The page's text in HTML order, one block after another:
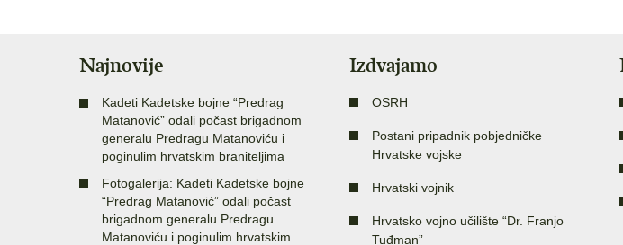
Najnovije
Kadeti Kadetske bojne “Predrag
Matanović” odali počast brigadnom
generalu Predragu Matanoviću i
poginulim hrvatskim braniteljima
Fotogalerija: Kadeti Kadetske bojne
“Predrag Matanović” odali počast
brigadnom generalu Predragu
Matanoviću i poginulim hrvatskim
Izdvajamo
OSRH
Postani pripadnik pobjedničke
Hrvatske vojske
Hrvatski vojnik
Hrvatsko vojno učilište “Dr. Franjo
Tuđman”